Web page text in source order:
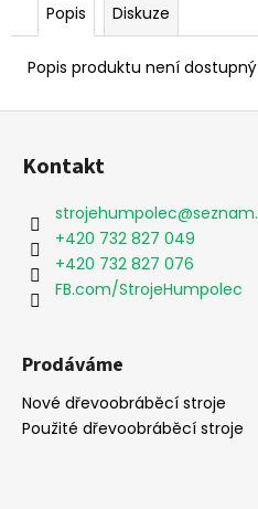
Popis Diskuze
Popis produktu není dostupný
Z
Kontakt
strojehumpolec@
+420 732 827 049
+420 732 827 076
FB.com/StrojeHumpolec
Prodáváme
Nové dřevoobráběcí stroje
Použité dřevoobráběcí stroje